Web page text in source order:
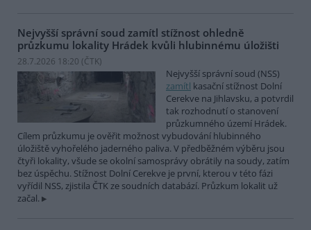
Nejvyšší správní soud zamítl stížnost ohledně
průzkumu lokality Hrádek kvůli hlubinnému úložišti
28.7.2026 18:20 (ČTK)
Nejvyšší správní soud (NSS)
zamítl kasační stížnost Dolní
Cerekve na Jihlavsku, a potvrdil
tak rozhodnutí o stanovení
průzkumného území Hrádek.
Cílem průzkumu je ověřit možnost vybudování hlubinného
úložiště vyhořelého jaderného paliva. V předběžném výběru jsou
čtyři lokality, všude se okolní samosprávy obrátily na soudy, zatím
bez úspěchu. Stížnost Dolní Cerekve je první, kterou v této fázi
vyřídil NSS, zjistila ČTK ze soudních databází. Průzkum lokalit už
začal.